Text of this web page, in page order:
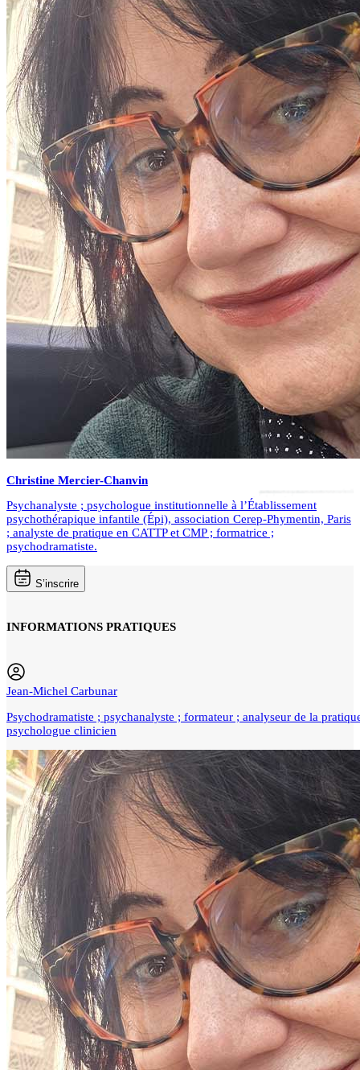
Christine Mercier-Chanvin
Psychanalyste ; psychologue institutionnelle à l’Établissement
psychothérapique infantile (Épi), association Cerep-Phymentin, Paris
; analyste de pratique en CATTP et CMP ; formatrice ;
psychodramatiste.
S’inscrire
INFORMATIONS PRATIQUES
Jean-Michel Carbunar
Psychodramatiste ; psychanalyste ; formateur ; analyseur de la
psychologue clinicien